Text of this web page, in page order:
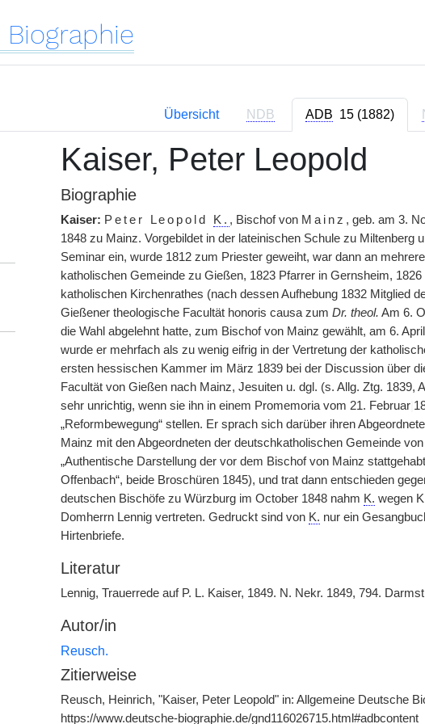
Biographie
Übersicht NDB ADB 15 (1882)
Kaiser, Peter Leopold
Biographie
Kaiser: Peter Leopold K. , Bischof von Mainz , geb. am 3.
1848 zu Mainz. Vorgebildet in der lateinischen Schule zu Miltenberg
Seminar ein, wurde 1812 zum Priester geweiht, war dann an
katholischen Gemeinde zu Gießen, 1823 Pfarrer in Gernsheim,
katholischen Kirchenrathes (nach dessen Aufhebung 1832 Mitglied
Gießener theologische Facultät honoris causa zum Dr. theol. Am 6.
die Wahl abgelehnt hatte, zum Bischof von Mainz gewählt, am 6.
wurde er mehrfach als zu wenig eifrig in der Vertretung der
ersten hessischen Kammer im März 1839 bei der Discussion über
Facultät von Gießen nach Mainz, Jesuiten u. dgl. (s. Allg. Ztg. 1839,
sehr unrichtig, wenn sie ihn in einem Promemoria vom 21. Februar|
„Reformbewegung“ stellen. Er sprach sich darüber ihren
Mainz mit den Abgeordneten der deutschkatholischen Gemeinde
„Authentische Darstellung der vor dem Bischof von Mainz
Offenbach“, beide Broschüren 1845), und trat dann entschieden
deutschen Bischöfe zu Würzburg im October 1848 nahm K. wegen
Domherrn Lennig vertreten. Gedruckt sind von K. nur ein
Hirtenbriefe.
Literatur
Lennig, Trauerrede auf P. L. Kaiser, 1849. N. Nekr. 1849, 794.
Autor/in
Reusch.
Zitierweise
Reusch, Heinrich, "Kaiser, Peter Leopold" in: Allgemeine Deutsche
https://www.deutsche-biographie.de/gnd116026715.html#adbcontent